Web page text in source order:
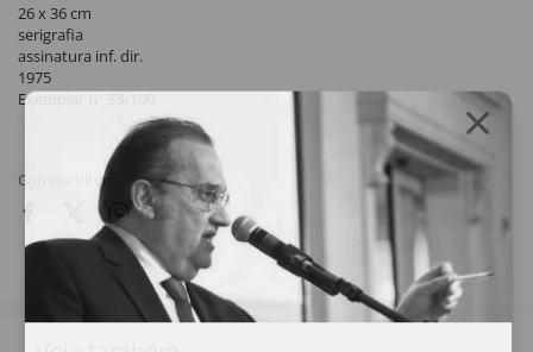
26 x 36 cm
serigrafia
assinatura inf. dir.
1975
Exemplar nº 33/100.
Compartilhar